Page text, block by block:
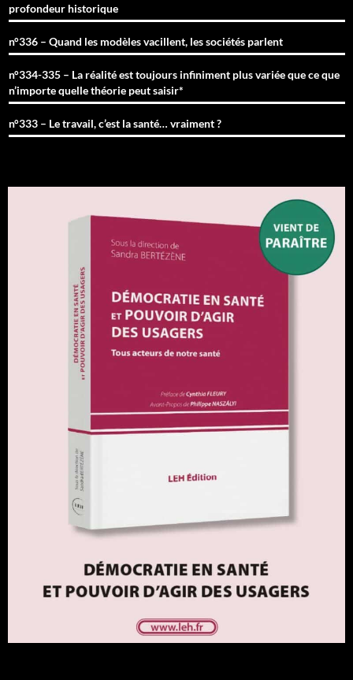
profondeur historique
n°336 – Quand les modèles vacillent, les sociétés parlent
n°334-335 – La réalité est toujours infiniment plus variée que ce que
n’importe quelle théorie peut saisir*
n°333 – Le travail, c’est la santé… vraiment ?